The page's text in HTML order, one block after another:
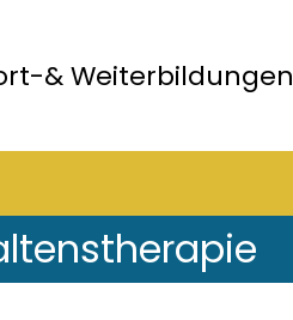
& Weiterbildungen